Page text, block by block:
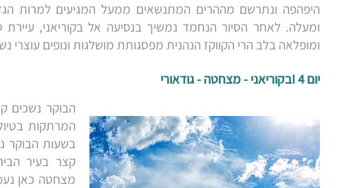
ומעלה. לאחר הסיור הנחמד נמשיך בנסיעה אל בקוריאני,
ומופלאה בלב הרי הקווקז הנהנית מפסגותת מושלגות ונופים עוצרי
יום 4 Iבקוריאני - מצחטה - גודאורי
הבוקר נשכים
המרתקות
בשעות הבוקר
קצר בעיר
מצחטה כאן